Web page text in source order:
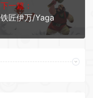
下一篇：
铁匠伊万/Yaga